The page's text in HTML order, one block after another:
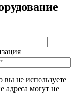
вы не используете
адреса могут не